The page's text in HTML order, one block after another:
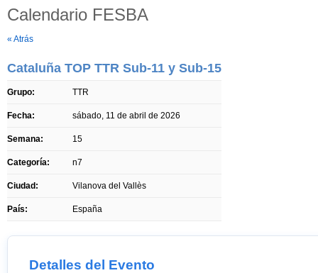
Calendario FESBA
« Atrás
Cataluña TOP TTR Sub-11 y Sub-15
Grupo: TTR
Fecha: sábado, 11 de abril de 2026
Semana: 15
Categoría: n7
Ciudad: Vilanova del Vallès
País: España
Detalles del Evento